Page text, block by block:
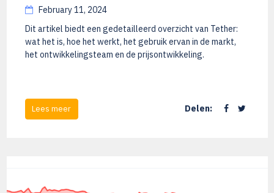
February 11, 2024
Dit artikel biedt een gedetailleerd overzicht van Tether:
wat het is, hoe het werkt, het gebruik ervan in de markt,
het ontwikkelingsteam en de prijsontwikkeling.
Lees meer Delen: